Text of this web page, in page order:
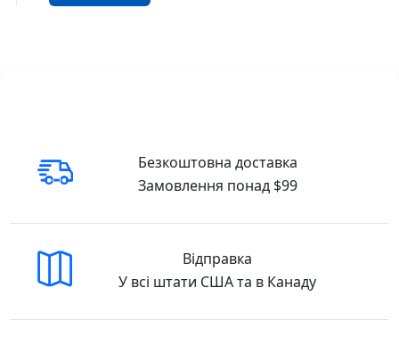
Убивство поміж друзями Ліз Ловсон
148-5)
Купити у США та Канаді
В інтернет-книгарні DreamyShelf.com ви
Безкоштовна доставка
Замовлення понад $99
Відправка
У всі штати США та в Канаду